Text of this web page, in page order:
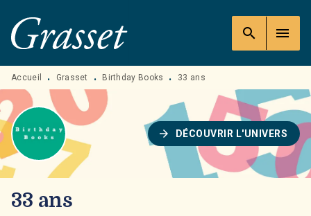
MENU RECHERCHE
PIED DE PAGE
search menu
Accueil • Grasset • Birthday Books • 33 ans
arrow_forward DÉCOUVRIR L'UNIVERS
33 ans